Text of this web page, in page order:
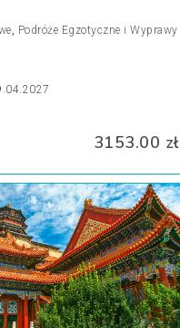
, Podróże Egzotyczne i Wyprawy
3153.00 zł